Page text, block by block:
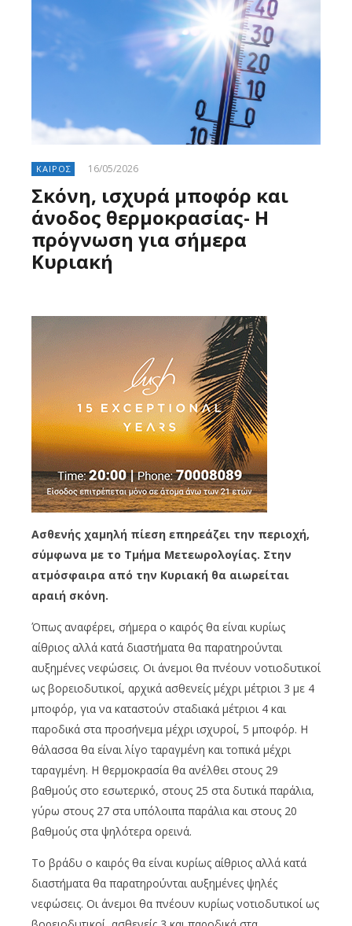
ΚΑΙΡΟΣ 16/05/2026
Σκόνη, ισχυρά μποφόρ και
άνοδος θερμοκρασίας- H
πρόγνωση για σήμερα
Κυριακή
Ασθενής χαμηλή πίεση επηρεάζει την περιοχή,
σύμφωνα με το Τμήμα Μετεωρολογίας. Στην
ατμόσφαιρα από την Κυριακή θα αιωρείται
αραιή σκόνη.
Όπως αναφέρει, σήμερα ο καιρός θα είναι κυρίως
αίθριος αλλά κατά διαστήματα θα παρατηρούνται
αυξημένες νεφώσεις. Οι άνεμοι θα πνέουν νοτιοδυτικοί
ως βορειοδυτικοί, αρχικά ασθενείς μέχρι μέτριοι 3 με 4
μποφόρ, για να καταστούν σταδιακά μέτριοι 4 και
παροδικά στα προσήνεμα μέχρι ισχυροί, 5 μποφόρ. Η
θάλασσα θα είναι λίγο ταραγμένη και τοπικά μέχρι
ταραγμένη. Η θερμοκρασία θα ανέλθει στους 29
βαθμούς στο εσωτερικό, στους 25 στα δυτικά παράλια,
γύρω στους 27 στα υπόλοιπα παράλια και στους 20
βαθμούς στα ψηλότερα ορεινά.
Το βράδυ ο καιρός θα είναι κυρίως αίθριος αλλά κατά
διαστήματα θα παρατηρούνται αυξημένες ψηλές
νεφώσεις. Οι άνεμοι θα πνέουν κυρίως νοτιοδυτικοί ως